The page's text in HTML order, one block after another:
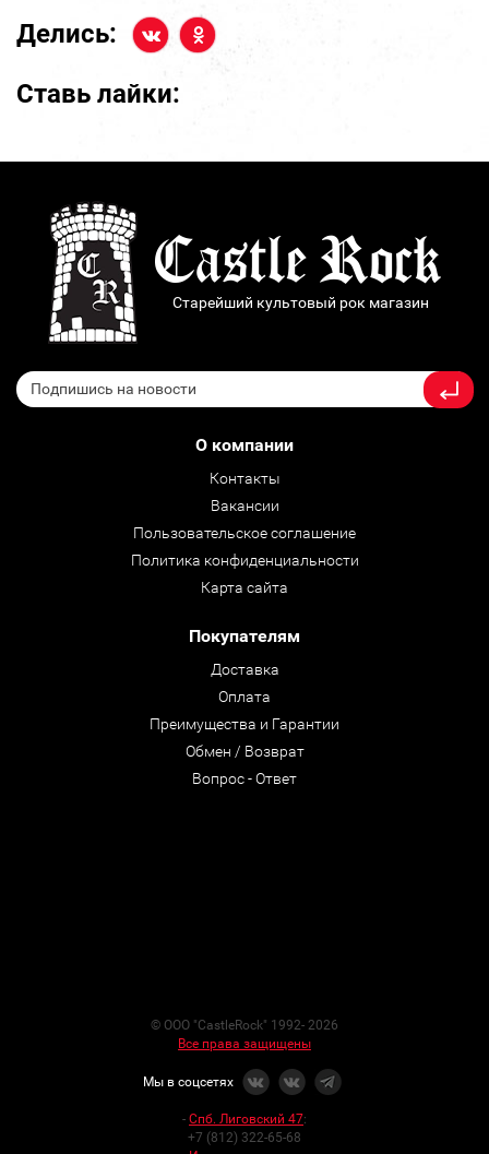
Делись:
Ставь лайки:
Старейший культовый рок магазин
О компании
Контакты
Вакансии
Пользовательское соглашение
Политика конфиденциальности
Карта сайта
Покупателям
Доставка
Оплата
Преимущества и Гарантии
Обмен / Возврат
Вопрос - Ответ
© ООО "CastleRock" 1992- 2026
Все права защищены
Мы в соцсетях
- Спб. Лиговский 47:
+7 (812) 322-65-68